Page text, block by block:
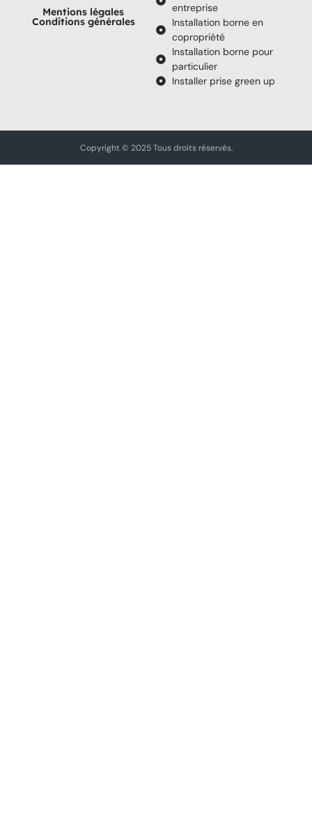
Mentions légales
Conditions générales
entreprise
Installation borne en
copropriété
Installation borne pour
particulier
Installer prise green up
Copyright © 2025 Tous droits réservés.